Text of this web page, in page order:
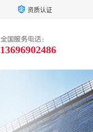
资质认证
13696902486